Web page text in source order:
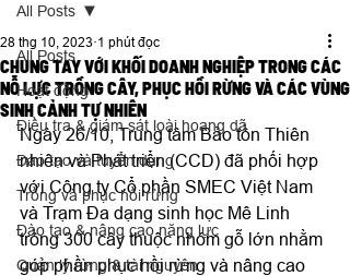
All Posts
Hoạt động
Điều tra & giám sát loài hoang dã
Đào tạo và tuyển dụng
Trồng và phục hồi rừng
Đào tạo & nâng cao năng lực
Quản lý rừng & tài nguyên
All Posts
CHUNG TAY VỚI KHỐI DOANH NGHIỆP TRONG CÁC
NỖ LỰC TRỒNG CÂY, PHỤC HỒI RỪNG VÀ CÁC VÙNG
SINH CẢNH TỰ NHIÊN
28 thg 10, 2023 1 phút đọc
Ngày 26/10, Trung tâm Bảo tồn Thiên
nhiên và Phát triển (CCD) đã phối hợp
với Công ty Cổ phần SMEC Việt Nam
và Trạm Đa dạng sinh học Mê Linh
trồng 300 cây thuộc nhóm gỗ lớn nhằm
góp phần phục hồi rừng và nâng cao